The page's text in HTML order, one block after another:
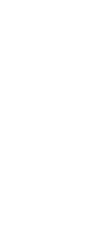
سهلاً باتباع
في
الشاشة
“شبكة
تغيير حجمها.
تريد أن تكون
لتكبيرها.